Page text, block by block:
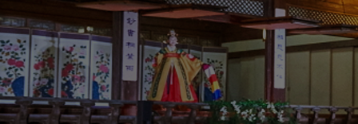
인스타그램
x
페이스북